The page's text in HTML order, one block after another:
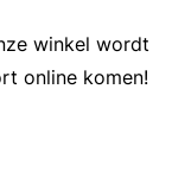
winkel wordt
online komen!